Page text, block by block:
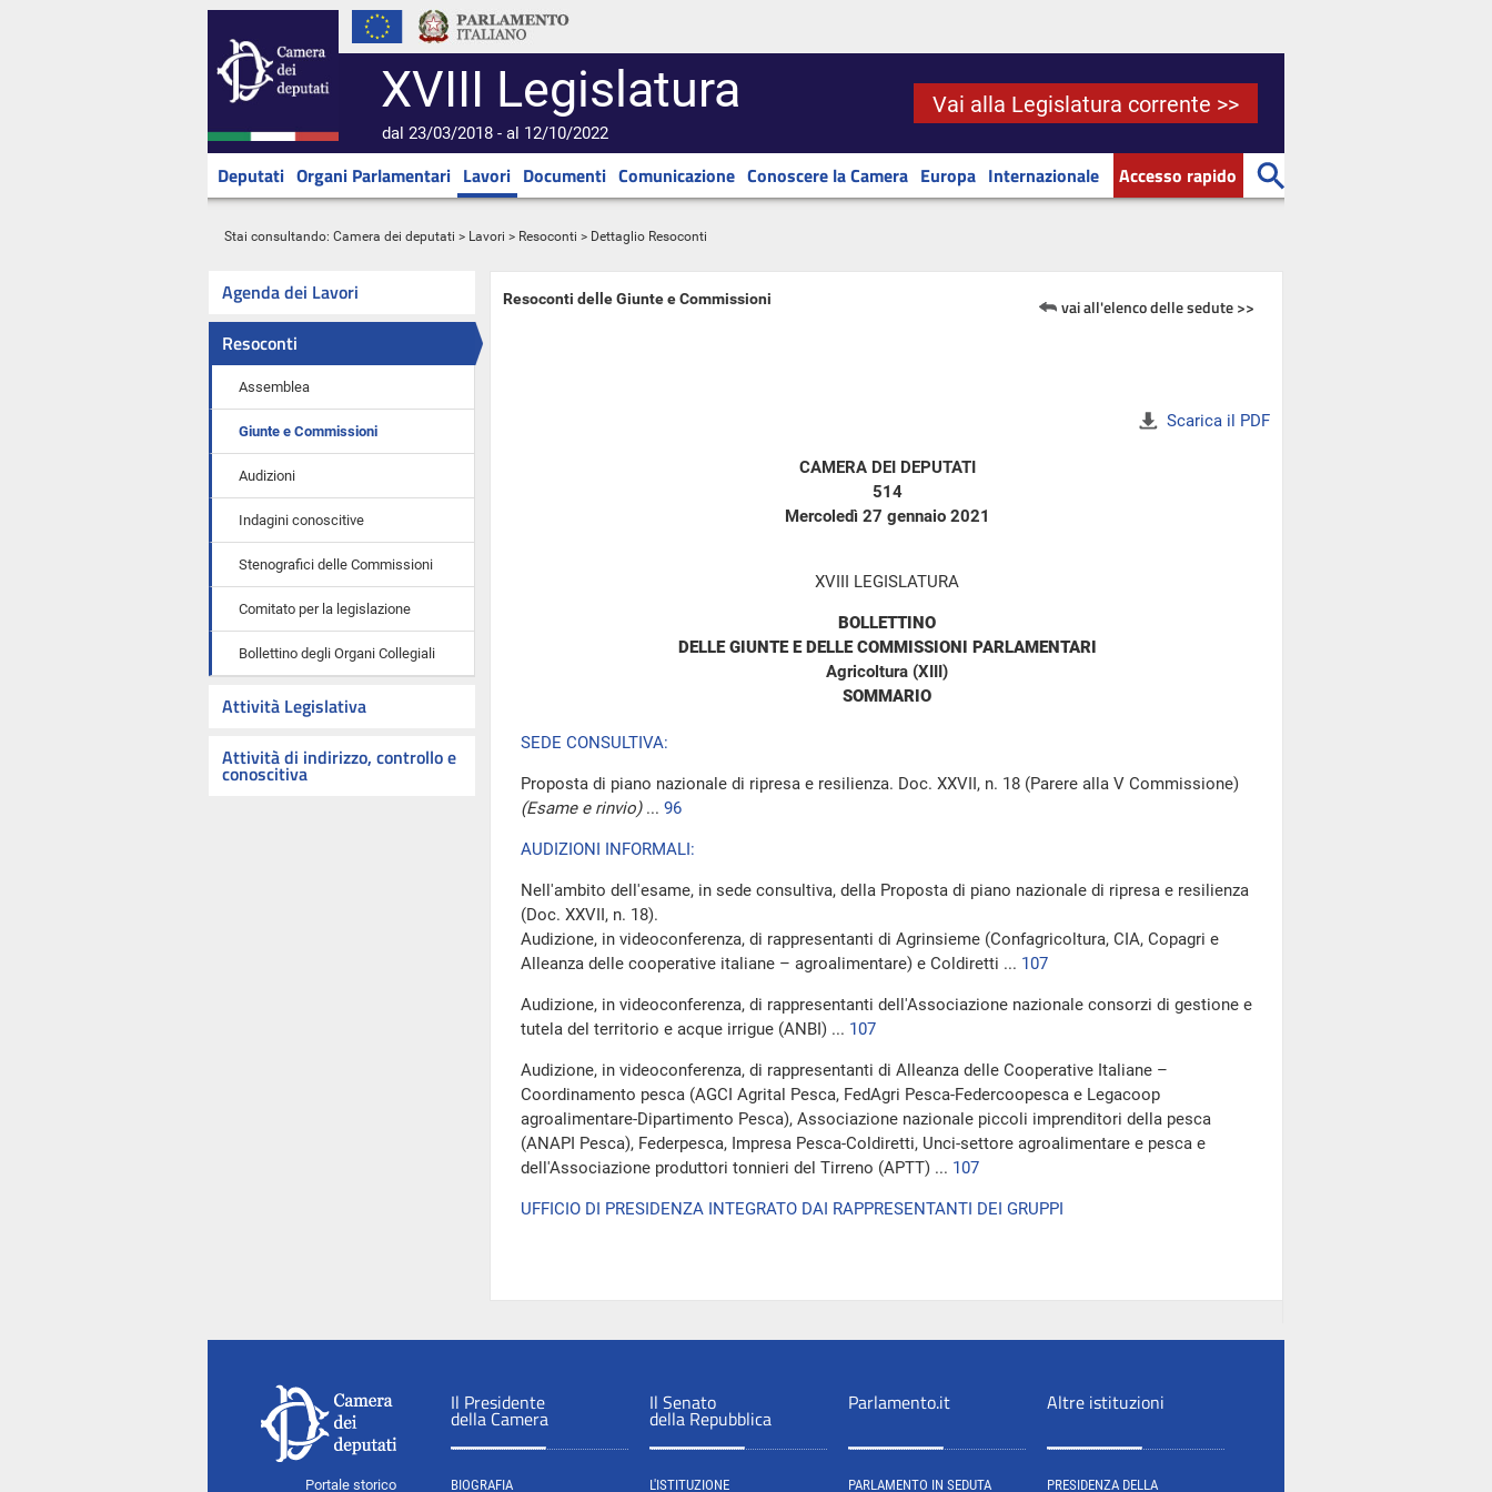
XVIII Legislatura
dal 23/03/2018 - al 12/10/2022
Vai alla Legislatura corrente >>
Deputati Organi Parlamentari Lavori Documenti Comunicazione Conoscere la Camera Europa Internazionale Accesso rapido
Stai consultando: Camera dei deputati > Lavori > Resoconti > Dettaglio Resoconti
Agenda dei Lavori
Resoconti
Assemblea
Giunte e Commissioni
Audizioni
Indagini conoscitive
Stenografici delle Commissioni
Comitato per la legislazione
Bollettino degli Organi Collegiali
Attività Legislativa
Attività di indirizzo, controllo e
conoscitiva
Resoconti delle Giunte e Commissioni vai all'elenco delle sedute >>
Scarica il PDF
CAMERA DEI DEPUTATI
514
Mercoledì 27 gennaio 2021
XVIII LEGISLATURA
BOLLETTINO
DELLE GIUNTE E DELLE COMMISSIONI PARLAMENTARI
Agricoltura (XIII)
SOMMARIO
SEDE CONSULTIVA:
Proposta di piano nazionale di ripresa e resilienza. Doc. XXVII, n. 18 (Parere alla V Commissione)
(Esame e rinvio)... 96
AUDIZIONI INFORMALI:
Nell'ambito dell'esame, in sede consultiva, della Proposta di piano nazionale di ripresa e resilienza
(Doc. XXVII, n. 18).
Audizione, in videoconferenza, di rappresentanti di Agrinsieme (Confagricoltura, CIA, Copagri e
Alleanza delle cooperative italiane – agroalimentare) e Coldiretti ... 107
Audizione, in videoconferenza, di rappresentanti dell'Associazione nazionale consorzi di gestione e
tutela del territorio e acque irrigue (ANBI) ... 107
Audizione, in videoconferenza, di rappresentanti di Alleanza delle Cooperative Italiane –
Coordinamento pesca (AGCI Agrital Pesca, FedAgri Pesca-Federcoopesca e Legacoop
agroalimentare-Dipartimento Pesca), Associazione nazionale piccoli imprenditori della pesca
(ANAPI Pesca), Federpesca, Impresa Pesca-Coldiretti, Unci-settore agroalimentare e pesca e
dell'Associazione produttori tonnieri del Tirreno (APTT) ... 107
UFFICIO DI PRESIDENZA INTEGRATO DAI RAPPRESENTANTI DEI GRUPPI
Portale storico
Il Presidente
della Camera
BIOGRAFIA
Il Senato
della Repubblica
L'ISTITUZIONE
Parlamento.it
PARLAMENTO IN SEDUTA
Altre istituzioni
PRESIDENZA DELLA